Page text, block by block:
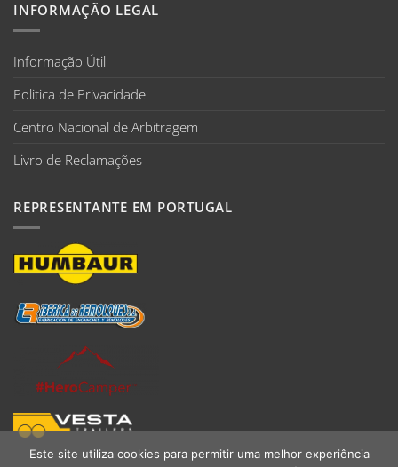
INFORMAÇÃO LEGAL
Informação Útil
Politica de Privacidade
Centro Nacional de Arbitragem
Livro de Reclamações
REPRESENTANTE EM PORTUGAL
Este site utiliza cookies para permitir uma melhor experiência